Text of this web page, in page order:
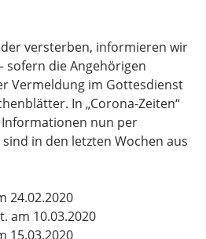
versterben, informieren wir
sofern die Angehörigen
Vermeldung im Gottesdienst
In „Corona-Zeiten“
nun per
in den letzten Wochen aus
24.02.2020
am 10.03.2020
15.03.2020